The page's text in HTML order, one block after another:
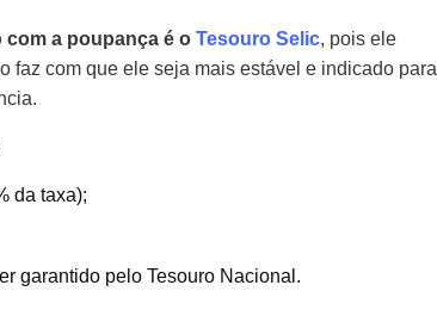
a poupança é o Tesouro Selic, pois ele
faz com que ele seja mais estável e indicado para
da taxa);
garantido pelo Tesouro Nacional.